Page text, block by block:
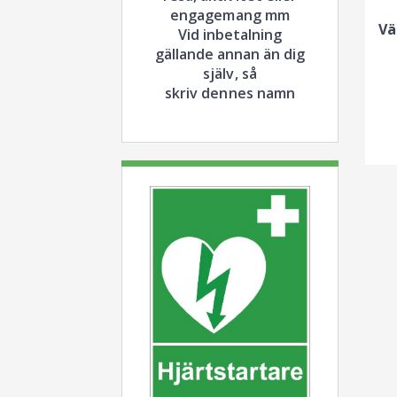
engagemang mm
Vid inbetalning
gällande annan än dig
själv, så
skriv dennes namn